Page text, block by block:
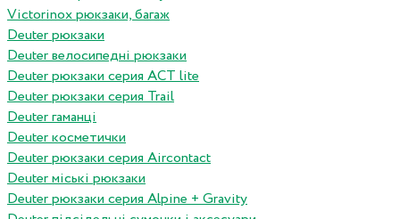
Victorinox рюкзаки, багаж
Deuter рюкзаки
Deuter велосипедні рюкзаки
Deuter рюкзаки серия ACT lite
Deuter рюкзаки серия Trail
Deuter гаманці
Deuter косметички
Deuter рюкзаки серия Aircontact
Deuter міські рюкзаки
Deuter рюкзаки серия Alpine + Gravity